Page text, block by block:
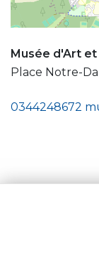
Musée d'Art
Place Notre-
0344248672